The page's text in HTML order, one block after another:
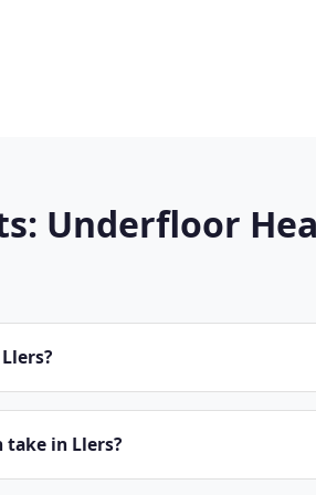
Underfloor
in Llers?